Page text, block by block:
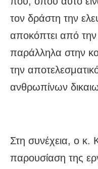
τον δράστη την
αποκόπτει από
παράλληλα στην
την
ανθρωπίνων
Στη συνέχεια, ο κ.
παρουσίαση της